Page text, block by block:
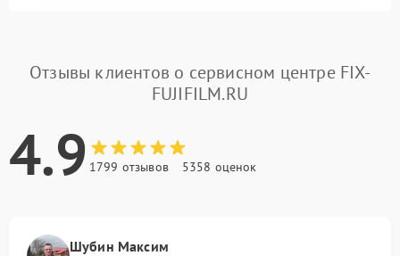
Отзывы клиентов о сервисном центре FIX-
FUJIFILM.RU
4.9 1799 отзывов 5358 оценок
Шубин Максим